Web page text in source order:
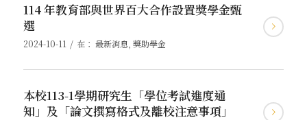
114 年教育部與世界百大合作設置獎學金甄
選
2024-10-11 / 在： 最新消息 獎助學金
本校113-1學期研究生「學位考試進度通
知」及「論文撰寫格式及離校注意事項」